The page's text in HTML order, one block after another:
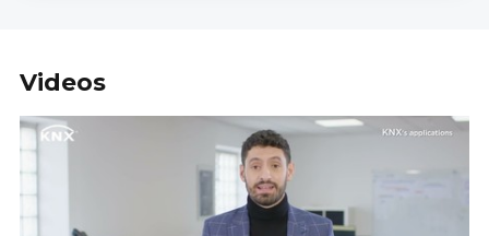
Videos